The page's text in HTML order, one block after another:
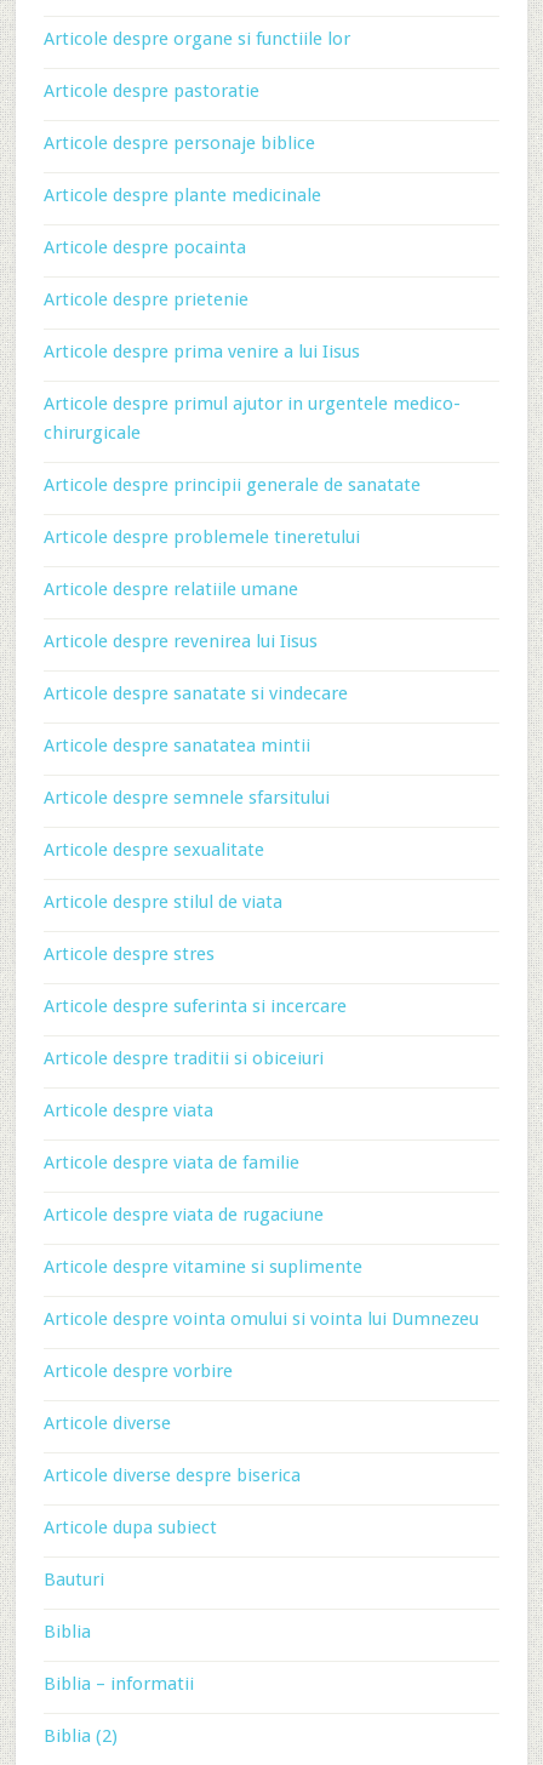
Articole despre organe si functiile lor
Articole despre pastoratie
Articole despre personaje biblice
Articole despre plante medicinale
Articole despre pocainta
Articole despre prietenie
Articole despre prima venire a lui Iisus
Articole despre primul ajutor in urgentele medico-
chirurgicale
Articole despre principii generale de sanatate
Articole despre problemele tineretului
Articole despre relatiile umane
Articole despre revenirea lui Iisus
Articole despre sanatate si vindecare
Articole despre sanatatea mintii
Articole despre semnele sfarsitului
Articole despre sexualitate
Articole despre stilul de viata
Articole despre stres
Articole despre suferinta si incercare
Articole despre traditii si obiceiuri
Articole despre viata
Articole despre viata de familie
Articole despre viata de rugaciune
Articole despre vitamine si suplimente
Articole despre vointa omului si vointa lui Dumnezeu
Articole despre vorbire
Articole diverse
Articole diverse despre biserica
Articole dupa subiect
Bauturi
Biblia
Biblia – informatii
Biblia (2)